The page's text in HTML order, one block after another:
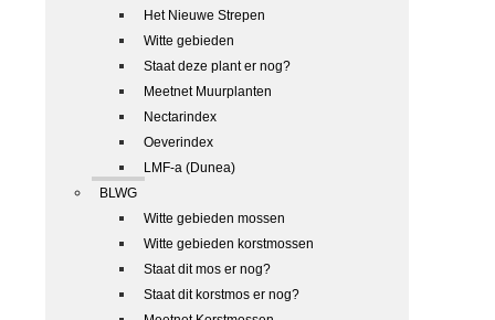
Het Nieuwe Strepen
Witte gebieden
Staat deze plant er nog?
Meetnet Muurplanten
Nectarindex
Oeverindex
LMF-a (Dunea)
BLWG
Witte gebieden mossen
Witte gebieden korstmossen
Staat dit mos er nog?
Staat dit korstmos er nog?